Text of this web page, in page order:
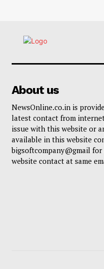
About us
NewsOnline.co.in is
latest contact from
issue with this website or
available in this website
bigsoftcompany@gmail
website contact at same